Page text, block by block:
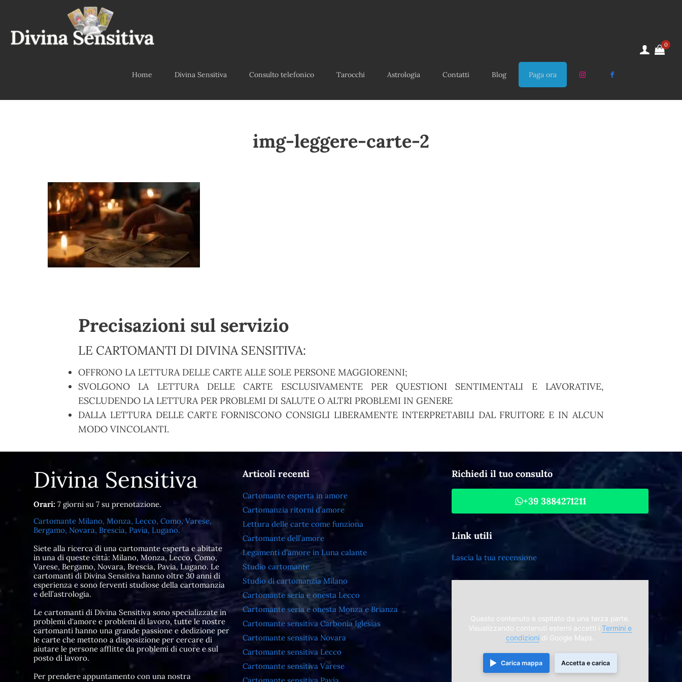
Home Divina Sensitiva Consulto telefonico Tarocchi Astrologia Contatti Blog Paga ora
0
img-leggere-carte-2
Precisazioni sul servizio
LE CARTOMANTI DI DIVINA SENSITIVA:
OFFRONO LA LETTURA DELLE CARTE ALLE SOLE PERSONE MAGGIORENNI;
SVOLGONO LA LETTURA DELLE CARTE ESCLUSIVAMENTE PER QUESTIONI SENTIMENTALI E LAVORATIVE,
ESCLUDENDO LA LETTURA PER PROBLEMI DI SALUTE O ALTRI PROBLEMI IN GENERE
DALLA LETTURA DELLE CARTE FORNISCONO CONSIGLI LIBERAMENTE INTERPRETABILI DAL FRUITORE E IN ALCUN
MODO VINCOLANTI.
Divina Sensitiva
Orari: 7 giorni su 7 su prenotazione.
Cartomante Milano, Monza, Lecco, Como, Varese,
Bergamo, Novara, Brescia, Pavia, Lugano.
Siete alla ricerca di una cartomante esperta e abitate
in una di queste città: Milano, Monza, Lecco, Como,
Varese, Bergamo, Novara, Brescia, Pavia, Lugano. Le
cartomanti di Divina Sensitiva hanno oltre 30 anni di
esperienza e sono ferventi studiose della cartomanzia
e dell’astrologia.
Le cartomanti di Divina Sensitiva sono specializzate in
problemi d'amore e problemi di lavoro, tutte le nostre
cartomanti hanno una grande passione e dedizione per
le carte che mettono a disposizione per cercare di
aiutare le persone afflitte da problemi di cuore e sul
posto di lavoro.
Per prendere appuntamento con una nostra
Articoli recenti
Cartomante esperta in amore
Cartomanzia ritorni d’amore
Lettura delle carte come funziona
Cartomante dell’amore
Legamenti d’amore in Luna calante
Studio cartomante
Studio di cartomanzia Milano
Cartomante seria e onesta Lecco
Cartomante seria e onesta Monza e Brianza
Cartomante sensitiva Carbonia Iglesias
Cartomante sensitiva Novara
Cartomante sensitiva Lecco
Cartomante sensitiva Varese
Richiedi il tuo consulto
+39 3884271211
Link utili
Lascia la tua recensione
Questo contenuto è ospitato da una terza parte.
Visualizzando contenuti esterni accetti iTermini e
condizioni di Google Maps.
Carica mappa Accetta e carica